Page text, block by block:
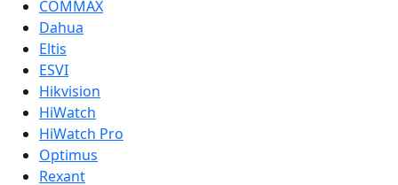
COMMAX
Dahua
Eltis
ESVI
Hikvision
HiWatch
HiWatch Pro
Optimus
Rexant